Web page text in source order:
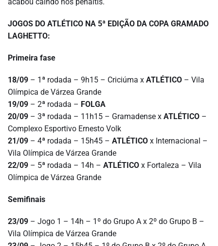
JOGOS DO ATLÉTICO NA 5ª EDIÇÃO DA COPA GRAMADO
LAGHETTO:
Primeira fase
18/09 – 1ª rodada – 9h15 – Criciúma x ATLÉTICO – Vila
Olímpica de Várzea Grande
19/09 – 2ª rodada – FOLGA
20/09 – 3ª rodada – 11h15 – Gramadense x ATLÉTICO –
Complexo Esportivo Ernesto Volk
21/09 – 4ª rodada – 15h45 – ATLÉTICO x Internacional –
Vila Olímpica de Várzea Grande
22/09 – 5ª rodada – 14h – ATLÉTICO x Fortaleza – Vila
Olímpica de Várzea Grande
Semifinais
23/09 – Jogo 1 – 14h – 1º do Grupo A x 2º do Grupo B –
Vila Olímpica de Várzea Grande